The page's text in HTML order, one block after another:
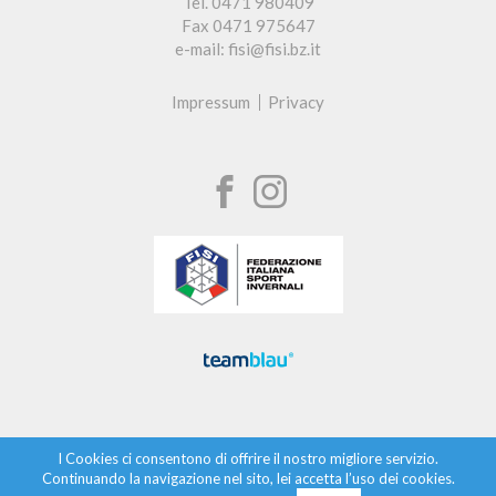
Fax 0471 975647
e-mail: fisi@fisi.bz.it
Impressum Privacy
I Cookies ci consentono di offrire il nostro migliore servizio.
Continuando la navigazione nel sito, lei accetta l’uso dei cookies.